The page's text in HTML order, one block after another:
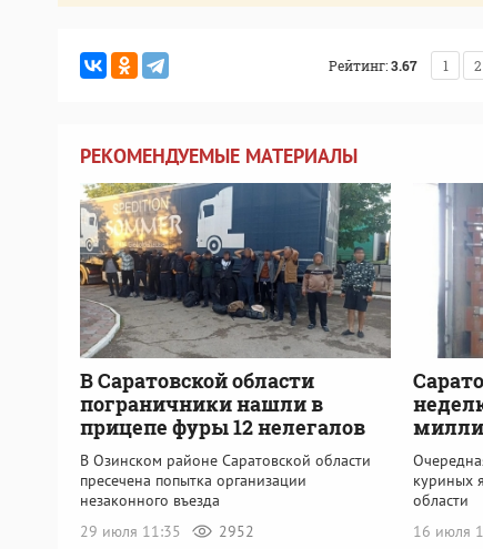
Рейтинг:3.67 1 2
РЕКОМЕНДУЕМЫЕ МАТЕРИАЛЫ
В Саратовской области
пограничники нашли в
прицепе фуры 12 нелегалов
В Озинском районе Саратовской области
пресечена попытка организации
незаконного въезда
29 июля 11:35
2952
куриных
области
16 июля